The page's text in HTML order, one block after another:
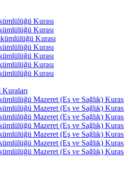
Kurası
Kurası
Kurası
Kurası
Kurası
Kurası
Kurası
Mazeret (Eş ve Sağlık)
Mazeret (Eş ve Sağlık)
Mazeret (Eş ve Sağlık)
Mazeret (Eş ve Sağlık)
Mazeret (Eş ve Sağlık)
Mazeret (Eş ve Sağlık)
Mazeret (Eş ve Sağlık)